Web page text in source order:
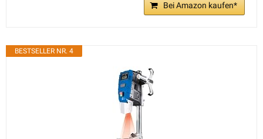
Bei Amazon kaufen*
BESTSELLER NR. 4